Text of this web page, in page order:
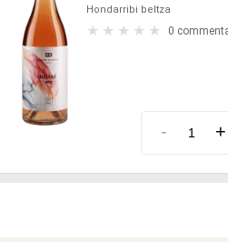
Hondarribi beltza
0
- +